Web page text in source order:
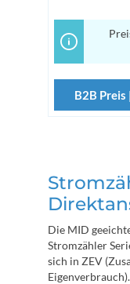
B2B
Die MID
Stromzähler
sich in ZEV